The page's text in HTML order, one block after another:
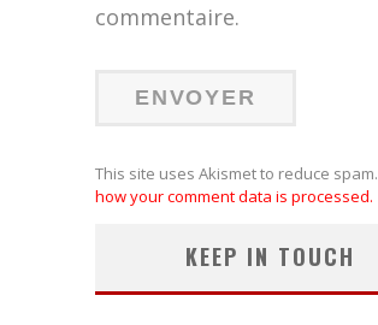
commentaire.
This site uses Akismet to reduce spam.
how your comment data is processed.
KEEP IN TOUCH